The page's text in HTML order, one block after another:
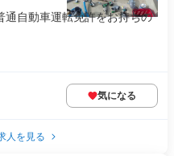
通自動車運転免許をお持ちの
気になる
人を見る